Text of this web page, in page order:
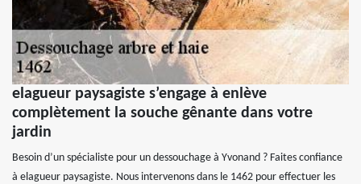
elagueur paysagiste s’engage à enlève
complètement la souche gênante dans votre
jardin
Besoin d’un spécialiste pour un dessouchage à Yvonand ? Faites confiance
à elagueur paysagiste. Nous intervenons dans le 1462 pour effectuer les